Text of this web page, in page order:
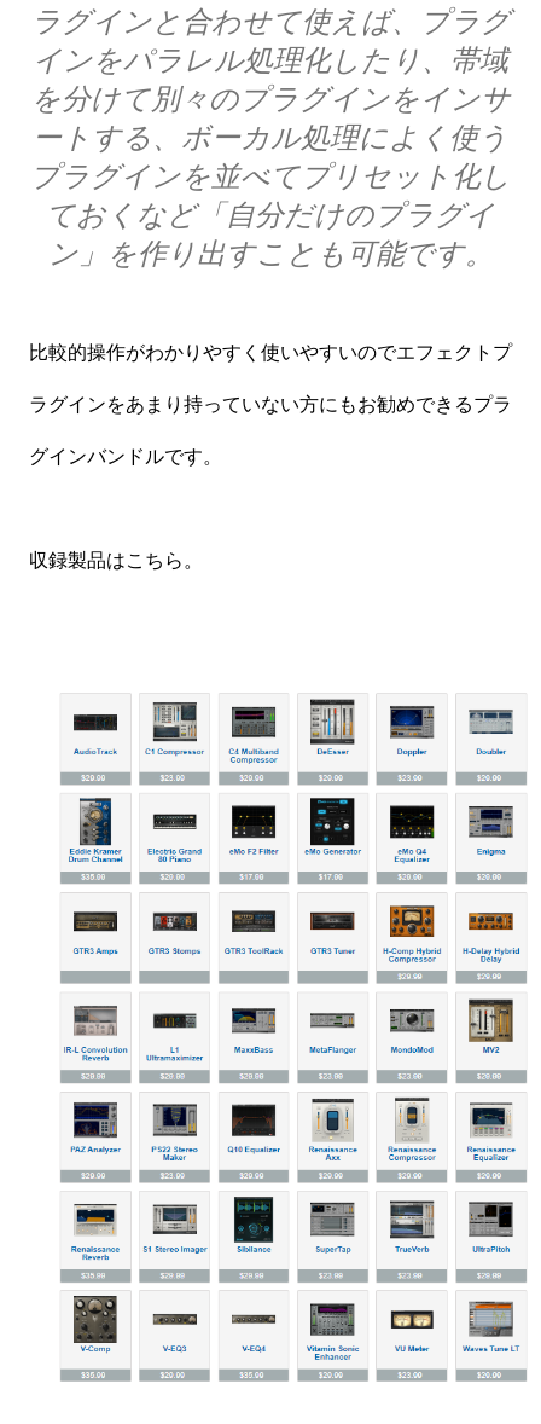
ラグインと合わせて使えば、プラグ
インをパラレル処理化したり、帯域
を分けて別々のプラグインをインサ
ートする、ボーカル処理によく使う
プラグインを並べてプリセット化し
ておくなど「自分だけのプラグイ
ン」を作り出すことも可能です。
比較的操作がわかりやすく使いやすいのでエフェクトプ
ラグインをあまり持っていない方にもお勧めできるプラ
グインバンドルです。
収録製品はこちら。